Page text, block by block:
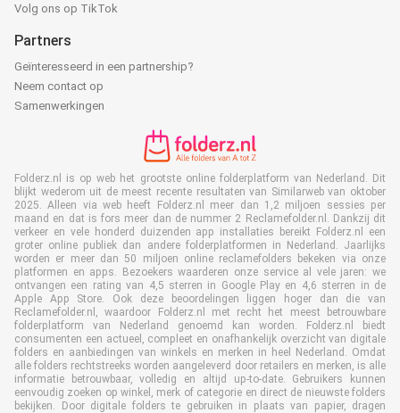
Volg ons op TikTok
Partners
Geïnteresseerd in een partnership?
Neem contact op
Samenwerkingen
Folderz.nl is op web het grootste online folderplatform van Nederland. Dit
blijkt wederom uit de meest recente resultaten van Similarweb van oktober
2025. Alleen via web heeft Folderz.nl meer dan 1,2 miljoen sessies per
maand en dat is fors meer dan de nummer 2 Reclamefolder.nl. Dankzij dit
verkeer en vele honderd duizenden app installaties bereikt Folderz.nl een
groter online publiek dan andere folderplatformen in Nederland. Jaarlijks
worden er meer dan 50 miljoen online reclamefolders bekeken via onze
platformen en apps. Bezoekers waarderen onze service al vele jaren: we
ontvangen een rating van 4,5 sterren in Google Play en 4,6 sterren in de
Apple App Store. Ook deze beoordelingen liggen hoger dan die van
Reclamefolder.nl, waardoor Folderz.nl met recht het meest betrouwbare
folderplatform van Nederland genoemd kan worden. Folderz.nl biedt
consumenten een actueel, compleet en onafhankelijk overzicht van digitale
folders en aanbiedingen van winkels en merken in heel Nederland. Omdat
alle folders rechtstreeks worden aangeleverd door retailers en merken, is alle
informatie betrouwbaar, volledig en altijd up-to-date. Gebruikers kunnen
eenvoudig zoeken op winkel, merk of categorie en direct de nieuwste folders
bekijken. Door digitale folders te gebruiken in plaats van papier, dragen